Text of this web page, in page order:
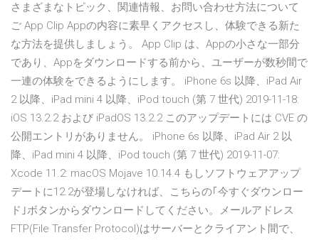
さまざまなトピック、関連情報、お問い合わせ方法について
ご App Clip Appの内容に素早くアクセスし、体験できる新た
な方法を提供しましょう。 App Clip は、Appの小さな一部分
であり、Appをダウンロードする前から、ユーザーが数秒間で
一連の体験をできるようにします。 iPhone 6s 以降、iPad Air
2 以降、iPad mini 4 以降、iPod touch (第 7 世代) 2019-11-18:
iOS 13.2.2 および iPadOS 13.2.2 このアップデートには CVE の
公開エントリがありません。 iPhone 6s 以降、iPad Air 2 以
降、iPad mini 4 以降、iPod touch (第 7 世代) 2019-11-07:
Xcode 11.2: macOS Mojave 10.14.4 もしソフトウェアアップ
デートに12.2が登場しなければ、こちらの｢今すぐダウンロー
ド｣ボタンからダウンロードしてください。メールアドレス
FTP(File Transfer Protocol)はサーバーとクライアント間で、